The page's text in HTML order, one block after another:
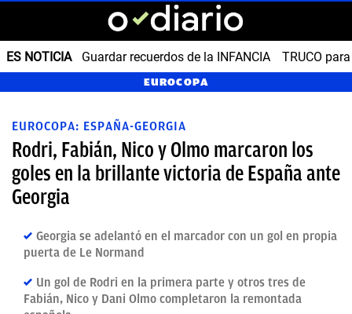
ES NOTICIA Guardar recuerdos de la INFANCIA TRUCO
EUROCOPA
EUROCOPA: ESPAÑA-GEORGIA
Rodri, Fabián, Nico y Olmo marcaron los
goles en la brillante victoria de España ante
Georgia
Georgia se adelantó en el marcador con un gol en propia
puerta de Le Normand
Un gol de Rodri en la primera parte y otros tres de
Fabián, Nico y Dani Olmo completaron la remontada